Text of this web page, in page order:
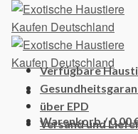
Skip
content
Warenkorb /0,00
Verfügbare
über EPD
Versand und